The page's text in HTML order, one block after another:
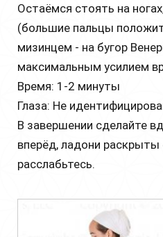
Остаёмся стоять на
(большие пальцы
мизинцем - на бугор
максимальным усилием
Время: 1-2 минуты
Глаза: Не
В завершении сделайте
вперёд, ладони
расслабьтесь.